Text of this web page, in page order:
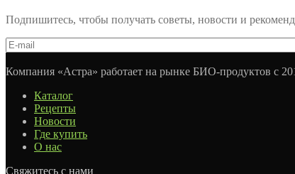
Подпишитесь, чтобы получать советы, новости и
Компания «Астра» работает на рынке БИО-продуктов с
Каталог
Рецепты
Новости
Где купить
О нас
Свяжитесь с нами